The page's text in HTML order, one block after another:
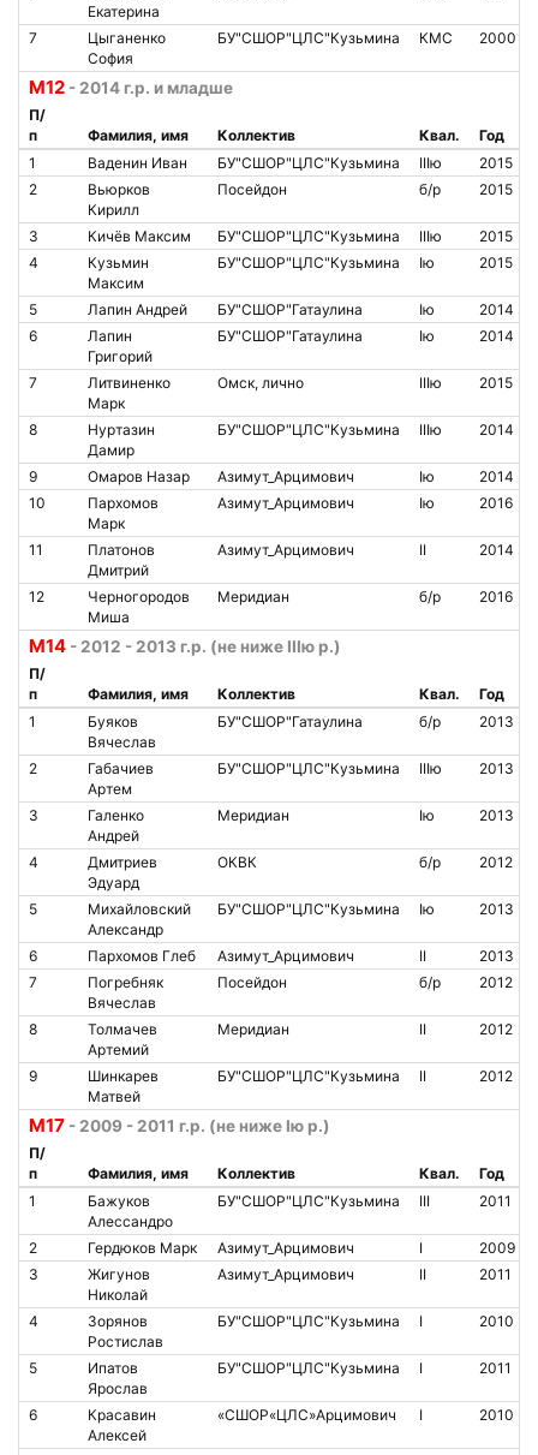
Екатерина
7
Цыганенко
София
БУ"СШОР"ЦЛС"Кузьмина КМС 2000
М12 - 2014 г.р. и младше
П/
п
Фамилия, имя Коллектив Квал. Год
1
Ваденин Иван БУ"СШОР"ЦЛС"Кузьмина IIIю 2015
2
Вьюрков
Кирилл
Посейдон б/р 2015
3 Кичёв Максим БУ"СШОР"ЦЛС"Кузьмина IIIю 2015
4
Кузьмин
Максим
БУ"СШОР"ЦЛС"Кузьмина Iю 2015
5 Лапин Андрей БУ"СШОР"Гатаулина Iю 2014
6
Лапин
Григорий
БУ"СШОР"Гатаулина Iю 2014
7
Литвиненко
Марк
Омск, лично IIIю 2015
8
Нуртазин
Дамир
БУ"СШОР"ЦЛС"Кузьмина IIIю 2014
9 Омаров Назар Азимут_Арцимович Iю 2014
10
Пархомов
Марк
Азимут_Арцимович Iю 2016
11
Платонов
Дмитрий
Азимут_Арцимович II 2014
12
Черногородов
Миша
Меридиан б/р 2016
М14 - 2012 - 2013 г.р. (не ниже IIIю р.)
П/
п
Фамилия, имя Коллектив Квал. Год
1
Буяков
Вячеслав
БУ"СШОР"Гатаулина б/р 2013
2
Габачиев
Артем
БУ"СШОР"ЦЛС"Кузьмина IIIю 2013
3
Галенко
Андрей
Меридиан Iю 2013
4
Дмитриев
Эдуард
ОКВК б/р 2012
5
Михайловский
Александр
БУ"СШОР"ЦЛС"Кузьмина Iю 2013
6 Пархомов Глеб Азимут_Арцимович II 2013
7
Погребняк
Вячеслав
Посейдон б/р 2012
8
Толмачев
Артемий
Меридиан II 2012
9
Шинкарев
Матвей
БУ"СШОР"ЦЛС"Кузьмина II 2012
М17 - 2009 - 2011 г.р. (не ниже Iю р.)
П/
п
Фамилия, имя Коллектив Квал. Год
1
Бажуков
Алессандро
БУ"СШОР"ЦЛС"Кузьмина III 2011
2 Гердюков Марк Азимут_Арцимович I 2009
3
Жигунов
Николай
Азимут_Арцимович II 2011
4
Зорянов
Ростислав
БУ"СШОР"ЦЛС"Кузьмина I 2010
5
Ипатов
Ярослав
БУ"СШОР"ЦЛС"Кузьмина I 2011
6
Красавин
Алексей
«СШОР«ЦЛС»Арцимович I 2010